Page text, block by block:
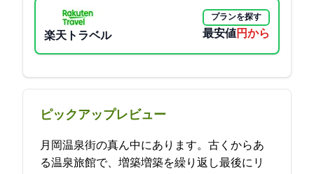
楽天トラベル
プランを探す
最安値4950円から
ピックアップレビュー
月岡温泉街の真ん中にあります。古くからあ
る温泉旅館で、増築増築を繰り返し最後にリ